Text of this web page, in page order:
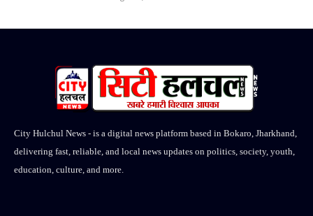
City Hulchul News - is a digital news platform based in Bokaro, Jharkhand,
delivering fast, reliable, and local news updates on politics, society, youth,
education, culture, and more.